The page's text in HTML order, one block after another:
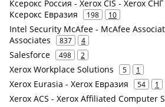
Ксерокс Россия - Xerox CIS - Xerox
Ксерокс Евразия
198 10
Intel Security McAfee - McAfee
Associates
837 4
Salesforce 498 2
Xerox Workplace Solutions 5 1
Xerox Eurasia - Xerox Евразия 54 1
Xerox ACS - Xerox Affiliated Computer